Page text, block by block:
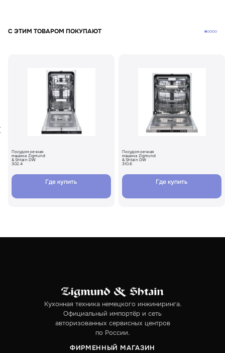
С ЭТИМ ТОВАРОМ ПОКУПАЮТ
Посудомоечная
машина Zigmund
& Shtain DW
302.4
Где купить
Посудомоечная
машина Zigmund
& Shtain DW
310.6
Где купить
Кухонная техника немецкого инжиниринга.
Официальный импортёр и сеть
авторизованных сервисных центров
по России.
ФИРМЕННЫЙ МАГАЗИН